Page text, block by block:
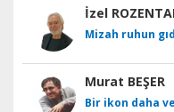
İzel
Mizah ruhun
Murat BEŞER
Bir ikon daha